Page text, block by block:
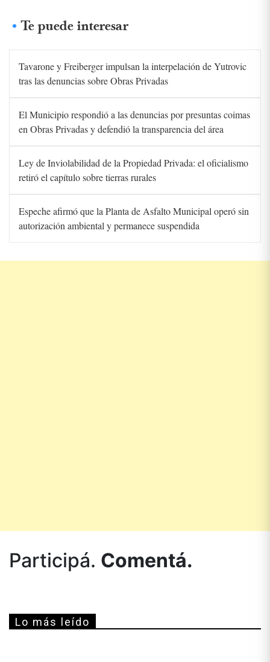
Te puede interesar
Tavarone y Freiberger impulsan la interpelación de Yutrovic
tras las denuncias sobre Obras Privadas
El Municipio respondió a las denuncias por presuntas coimas
en Obras Privadas y defendió la transparencia del área
Ley de Inviolabilidad de la Propiedad Privada: el oficialismo
retiró el capítulo sobre tierras rurales
Espeche afirmó que la Planta de Asfalto Municipal operó sin
autorización ambiental y permanece suspendida
Participá. Comentá.
Lo más leído